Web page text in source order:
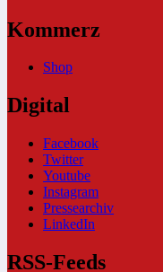
Kommerz
Shop
Digital
Facebook
Twitter
Youtube
Instagram
Pressearchiv
LinkedIn
RSS-Feeds